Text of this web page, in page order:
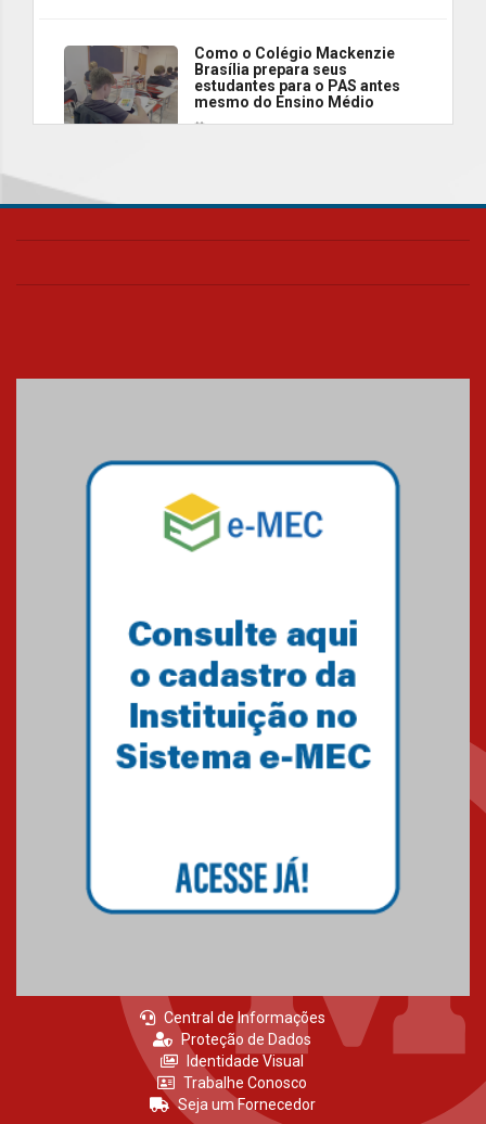
Como o Colégio Mackenzie
Brasília prepara seus
estudantes para o PAS antes
mesmo do Ensino Médio
Como os pais podem investir
escola
Professora do Mackenzie é
finalista do Prêmio Jabuti com
obra sobre ética e arquitetura
contemporânea
Semana Internacional
Mackenzie promove parcerias
internacionais
03.08.2026
03.08.2026
Central de Informações
Proteção de Dados
Identidade Visual
Trabalhe Conosco
Seja um Fornecedor